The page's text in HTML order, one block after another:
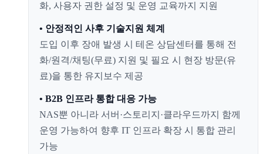
화, 사용자 권한 설정 및 운영 교육까지 지원
• 안정적인 사후 기술지원 체계
도입 이후 장애 발생 시 테온 상담센터를 통해 전
화/원격/채팅(무료) 지원 및 필요 시 현장 방문(유
료)을 통한 유지보수 제공
• B2B 인프라 통합 대응 가능
NAS뿐 아니라 서버·스토리지·클라우드까지 함께
운영 가능하여 향후 IT 인프라 확장 시 통합 관리
가능